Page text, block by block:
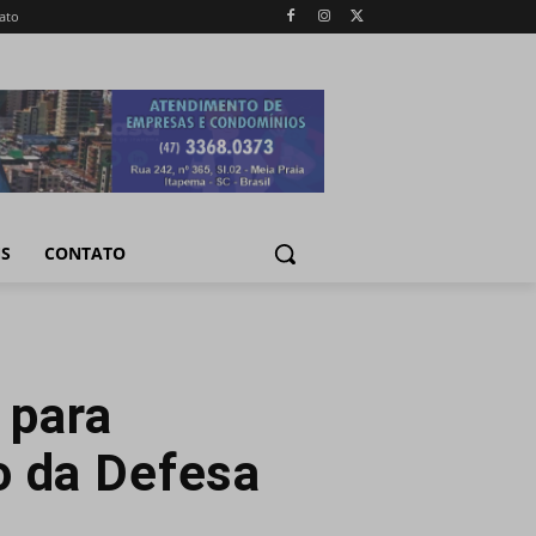
CONTATO
da Defesa